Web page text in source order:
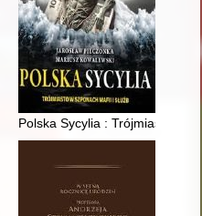
Grupy Politycznej i
Polska Sycylia : Trójmiasto w